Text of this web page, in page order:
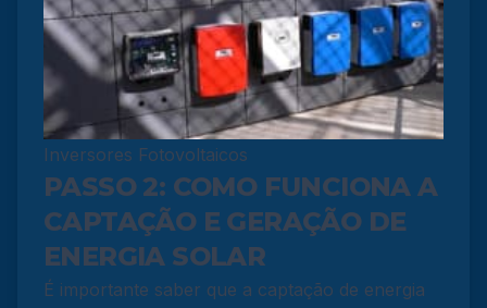
Inversores Fotovoltaicos
PASSO 2: COMO FUNCIONA A
CAPTAÇÃO E GERAÇÃO DE
ENERGIA SOLAR
É importante saber que a captação de energia